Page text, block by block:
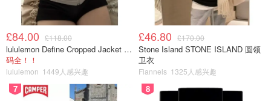
£84.00 £118.00
lululemon Define Cropped Jacket Nulu 短款夹克
码全！！
lululemon 1449人感兴趣
£46.80 £170.00
Stone Island STONE ISLAND 圆领
卫衣
Flannels 1325人感兴趣
7 8